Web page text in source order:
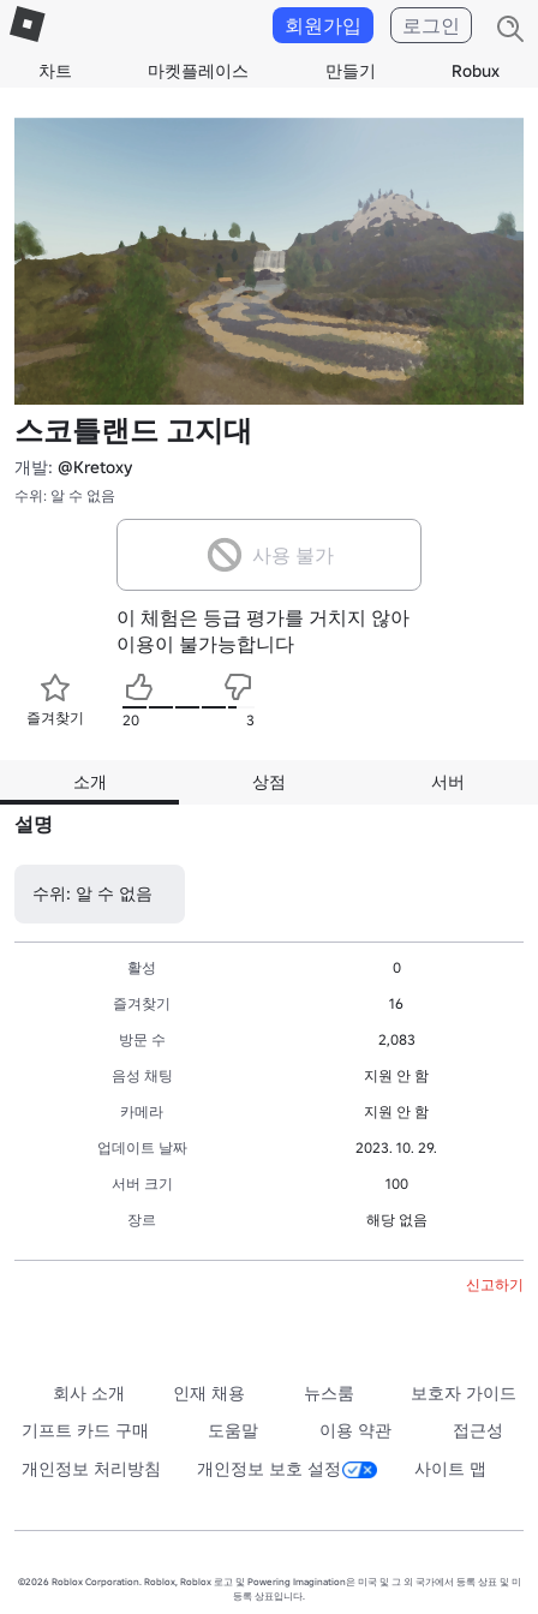
차트 마켓플레이스 만들기 Robux
회원가입 로그인
스코틀랜드 고지대
개발: @Kretoxy
수위: 알 수 없음
사용 불가
이 체험은 등급 평가를 거치지 않아
이용이 불가능합니다
즐겨찾기 20 3
소개 상점 서버
설명
수위: 알 수 없음
활성
0
즐겨찾기
16
방문 수
2,083
음성 채팅
지원 안 함
카메라
지원 안 함
업데이트 날짜
2023. 10. 29.
서버 크기
100
장르
해당 없음
신고하기
회사 소개 인재 채용 뉴스룸
보호자 가이드
기프트 카드 구매
도움말 이용 약관
접근성
개인정보 처리방침
개인정보 보호 설정 사이트 맵
©2026 Roblox Corporation. Roblox, Roblox 로고 및 Powering Imagination은 미국 및 그 외 국가에서 등록 상표 및 미
등록 상표입니다.